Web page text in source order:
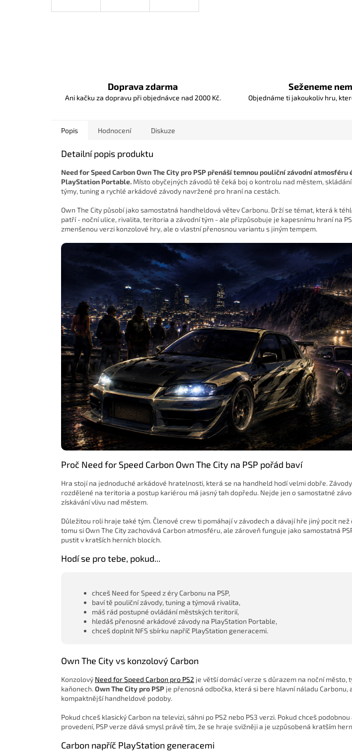
Doprava zdarma
Ani kačku za dopravu při objednávce nad 2000 Kč.
Seženeme
Objednáme ti jakoukoliv hru,
Popis Hodnocení Diskuze
Detailní popis produktu
Need for Speed Carbon Own The City pro PSP přenáší temnou pouliční závodní atmosféru
PlayStation Portable. Místo obyčejných závodů tě čeká boj o kontrolu nad městem,
týmy, tuning a rychlé arkádové závody navržené pro hraní na cestách.
Own The City působí jako samostatná handheldová větev Carbonu. Drží se témat, která k
patří - noční ulice, rivalita, teritoria a závodní tým - ale přizpůsobuje je kapesnímu hraní na
zmenšenou verzi konzolové hry, ale o vlastní přenosnou variantu s jiným tempem.
Proč Need for Speed Carbon Own The City na PSP pořád baví
Hra stojí na jednoduché arkádové hratelnosti, která se na handheld hodí velmi dobře.
rozdělené na teritoria a postup kariérou má jasný tah dopředu. Nejde jen o samostatné
získávání vlivu nad městem.
Důležitou roli hraje také tým. Členové crew ti pomáhají v závodech a dávají hře jiný pocit než
tomu si Own The City zachovává Carbon atmosféru, ale zároveň funguje jako samostatná
pustit v kratších herních blocích.
Hodí se pro tebe, pokud...
chceš Need for Speed z éry Carbonu na PSP,
baví tě pouliční závody, tuning a týmová rivalita,
máš rád postupné ovládání městských teritorií,
hledáš přenosné arkádové závody na PlayStation Portable,
chceš doplnit NFS sbírku napříč PlayStation generacemi.
Own The City vs konzolový Carbon
Konzolový Need for Speed Carbon pro PS2 je větší domácí verze s důrazem na noční město,
kaňonech. Own The City pro PSP je přenosná odbočka, která si bere hlavní náladu Carbonu,
kompaktnější handheldové podoby.
Pokud chceš klasický Carbon na televizi, sáhni po PS2 nebo PS3 verzi. Pokud chceš
provedení, PSP verze dává smysl právě tím, že se hraje svižněji a je uzpůsobená kratším
Carbon napříč PlayStation generacemi